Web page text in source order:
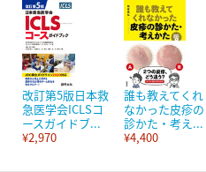
改訂第5版日本救
急医学会ICLSコ
ースガイドブ...
¥2,970
誰も教えてくれ
なかった皮疹の
診かた・考え...
¥4,400